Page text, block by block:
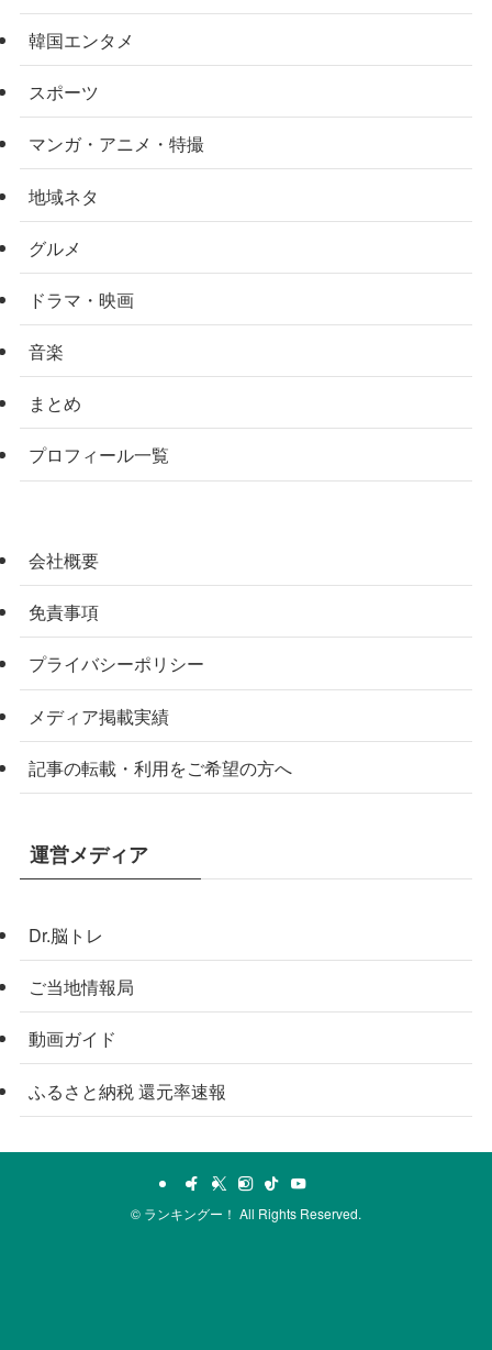
韓国エンタメ
スポーツ
マンガ・アニメ・特撮
地域ネタ
グルメ
ドラマ・映画
音楽
まとめ
プロフィール一覧
会社概要
免責事項
プライバシーポリシー
メディア掲載実績
記事の転載・利用をご希望の方へ
運営メディア
Dr.脳トレ
ご当地情報局
動画ガイド
ふるさと納税 還元率速報
© ランキングー！ All Rights Reserved.